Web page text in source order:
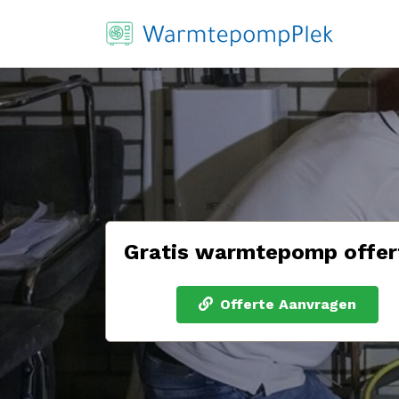
Gratis warmtepomp
Offerte Aanvragen